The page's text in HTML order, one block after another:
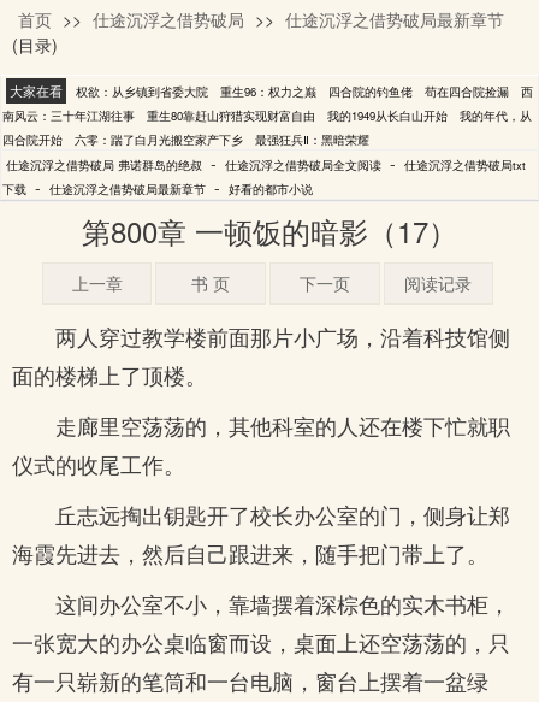
弗诺群岛的绝叔
首页 >> 仕途沉浮之借势破局 >> 仕途沉浮之借势破局最新章节
(目录)
大家在看 权欲：从乡镇到省委大院 重生96：权力之巅 四合院的钓鱼佬 苟在四合院捡漏
西
南风云：三十年江湖往事
重生80靠赶山狩猎实现财富自由 我的1949从长白山开始
我的年代，从
四合院开始
六零：踹了白月光搬空家产下乡
最强狂兵Ⅱ：黑暗荣耀
仕途沉浮之借势破局 弗诺群岛的绝叔 - 仕途沉浮之借势破局全文阅读 - 仕途沉浮之借势破局txt
下载 - 仕途沉浮之借势破局最新章节 - 好看的都市小说
第800章 一顿饭的暗影（17）
上一章 书 页 下一页 阅读记录
两人穿过教学楼前面那片小广场，沿着科技馆侧
面的楼梯上了顶楼。
走廊里空荡荡的，其他科室的人还在楼下忙就职
仪式的收尾工作。
丘志远掏出钥匙开了校长办公室的门，侧身让郑
海霞先进去，然后自己跟进来，随手把门带上了。
这间办公室不小，靠墙摆着深棕色的实木书柜，
一张宽大的办公桌临窗而设，桌面上还空荡荡的，只
有一只崭新的笔筒和一台电脑，窗台上摆着一盆绿